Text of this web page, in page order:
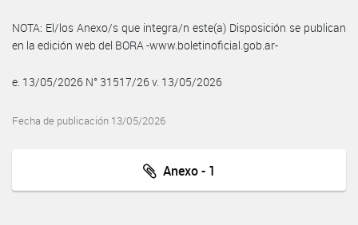
NOTA: El/los Anexo/s que integra/n este(a) Disposición se publican
en la edición web del BORA -www.boletinoficial.gob.ar-
e. 13/05/2026 N° 31517/26 v. 13/05/2026
Fecha de publicación 13/05/2026
Anexo - 1